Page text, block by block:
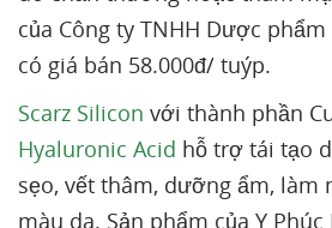
của Công ty TNHH Dược
có giá bán 58.000đ/ tuýp.
Scarz Silicon với thành phần
Hyaluronic Acid hỗ trợ tái tạo
sẹo, vết thâm, dưỡng ẩm, làm
màu da. Sản phẩm của Y